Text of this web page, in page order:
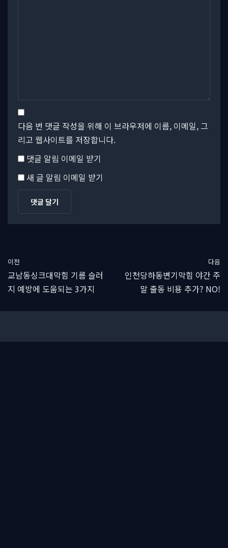
다음 번 댓글 작성을 위해 이 브라우저에 이름, 이메일, 그
리고 웹사이트를 저장합니다.
댓글 알림 이메일 받기
새 글 알림 이메일 받기
이전
교남동싱크대막힘 기름 슬러
지 예방에 도움되는 3가지
다음
인천당하동변기막힘 야간 주
말 출동 비용 추가? NO!